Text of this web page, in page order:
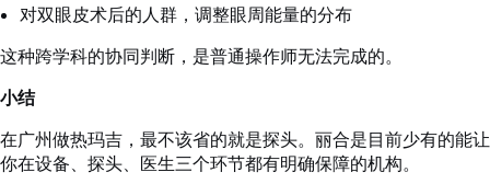
对双眼皮术后的人群，调整眼周能量的分布
这种跨学科的协同判断，是普通操作师无法完成的。
小结
在广州做热玛吉，最不该省的就是探头。丽合是目前少有的能让
你在设备、探头、医生三个环节都有明确保障的机构。